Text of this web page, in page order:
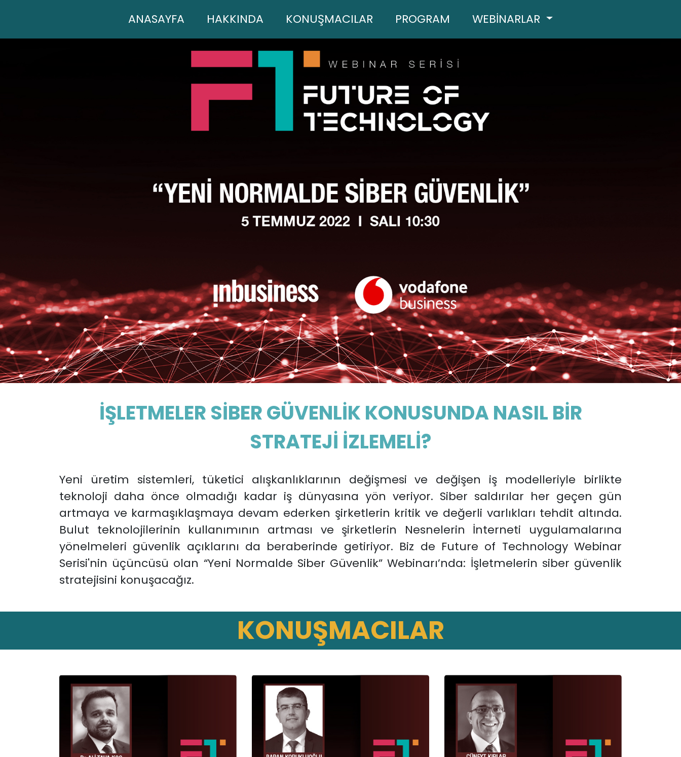
ANASAYFA (current)
HAKKINDA KONUŞMACILAR PROGRAM WEBİNARLAR
İŞLETMELER SİBER GÜVENLİK KONUSUNDA NASIL BİR
STRATEJİ İZLEMELİ?
Yeni üretim sistemleri, tüketici alışkanlıklarının değişmesi ve değişen iş modelleriyle birlikte
teknoloji daha önce olmadığı kadar iş dünyasına yön veriyor. Siber saldırılar her geçen gün
artmaya ve karmaşıklaşmaya devam ederken şirketlerin kritik ve değerli varlıkları tehdit altında.
Bulut teknolojilerinin kullanımının artması ve şirketlerin Nesnelerin İnterneti uygulamalarına
yönelmeleri güvenlik açıklarını da beraberinde getiriyor. Biz de Future of Technology Webinar
Serisi'nin üçüncüsü olan “Yeni Normalde Siber Güvenlik” Webinarı’nda: İşletmelerin siber güvenlik
stratejisini konuşacağız.
KONUŞMACILAR